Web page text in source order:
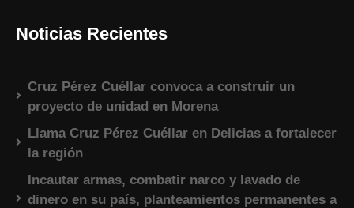
Noticias Recientes
Cruz Pérez Cuéllar convoca a construir un
proyecto de unidad en Morena
Llama Cruz Pérez Cuéllar en Delicias a fortalecer
la región
Incautar armas, combatir narco y lavado de
dinero en su país, planteamientos permanentes a